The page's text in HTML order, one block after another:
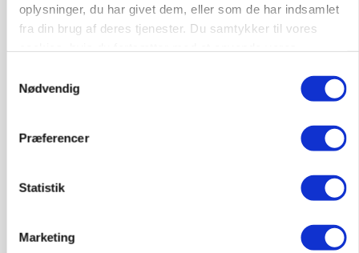
oplysninger, du har givet dem, eller som de har indsamlet
fra din brug af deres tjenester. Du samtykker til vores
Nødvendig
Præferencer
Statistik
Marketing
Danish Crown slår igen i noteringsstrid: Tysk
gab er 3 kroner – ikke 4,30